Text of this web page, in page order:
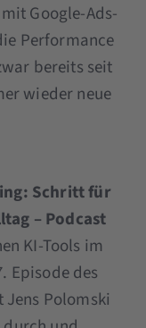
Google-Ads-
Performance
bereits seit
wieder neue
Schritt für
– Podcast
KI-Tools im
Episode des
Jens Polomski